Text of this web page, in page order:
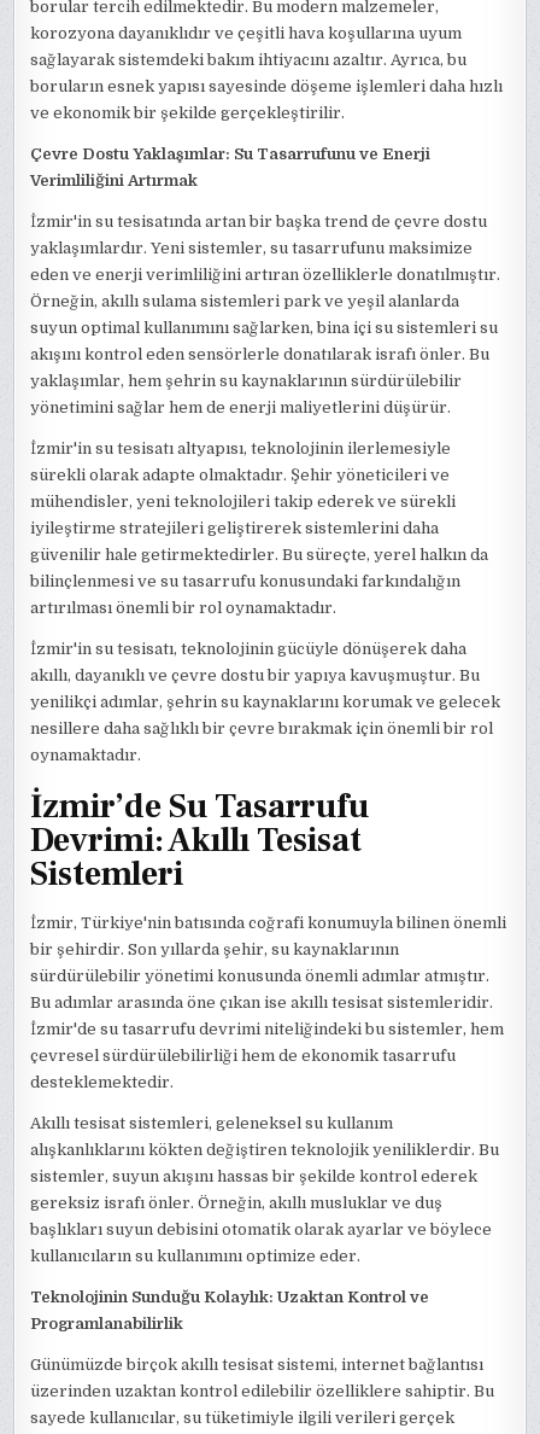
borular tercih edilmektedir. Bu modern malzemeler,
korozyona dayanıklıdır ve çeşitli hava koşullarına uyum
sağlayarak sistemdeki bakım ihtiyacını azaltır. Ayrıca, bu
boruların esnek yapısı sayesinde döşeme işlemleri daha hızlı
ve ekonomik bir şekilde gerçekleştirilir.
Çevre Dostu Yaklaşımlar: Su Tasarrufunu ve Enerji
Verimliliğini Artırmak
İzmir'in su tesisatında artan bir başka trend de çevre dostu
yaklaşımlardır. Yeni sistemler, su tasarrufunu maksimize
eden ve enerji verimliliğini artıran özelliklerle donatılmıştır.
Örneğin, akıllı sulama sistemleri park ve yeşil alanlarda
suyun optimal kullanımını sağlarken, bina içi su sistemleri su
akışını kontrol eden sensörlerle donatılarak israfı önler. Bu
yaklaşımlar, hem şehrin su kaynaklarının sürdürülebilir
yönetimini sağlar hem de enerji maliyetlerini düşürür.
İzmir'in su tesisatı altyapısı, teknolojinin ilerlemesiyle
sürekli olarak adapte olmaktadır. Şehir yöneticileri ve
mühendisler, yeni teknolojileri takip ederek ve sürekli
iyileştirme stratejileri geliştirerek sistemlerini daha
güvenilir hale getirmektedirler. Bu süreçte, yerel halkın da
bilinçlenmesi ve su tasarrufu konusundaki farkındalığın
artırılması önemli bir rol oynamaktadır.
İzmir'in su tesisatı, teknolojinin gücüyle dönüşerek daha
akıllı, dayanıklı ve çevre dostu bir yapıya kavuşmuştur. Bu
yenilikçi adımlar, şehrin su kaynaklarını korumak ve gelecek
nesillere daha sağlıklı bir çevre bırakmak için önemli bir rol
oynamaktadır.
İzmir’de Su Tasarrufu
Devrimi: Akıllı Tesisat
Sistemleri
İzmir, Türkiye'nin batısında coğrafi konumuyla bilinen önemli
bir şehirdir. Son yıllarda şehir, su kaynaklarının
sürdürülebilir yönetimi konusunda önemli adımlar atmıştır.
Bu adımlar arasında öne çıkan ise akıllı tesisat sistemleridir.
İzmir'de su tasarrufu devrimi niteliğindeki bu sistemler, hem
çevresel sürdürülebilirliği hem de ekonomik tasarrufu
desteklemektedir.
Akıllı tesisat sistemleri, geleneksel su kullanım
alışkanlıklarını kökten değiştiren teknolojik yeniliklerdir. Bu
sistemler, suyun akışını hassas bir şekilde kontrol ederek
gereksiz israfı önler. Örneğin, akıllı musluklar ve duş
başlıkları suyun debisini otomatik olarak ayarlar ve böylece
kullanıcıların su kullanımını optimize eder.
Teknolojinin Sunduğu Kolaylık: Uzaktan Kontrol ve
Programlanabilirlik
Günümüzde birçok akıllı tesisat sistemi, internet bağlantısı
üzerinden uzaktan kontrol edilebilir özelliklere sahiptir. Bu
sayede kullanıcılar, su tüketimiyle ilgili verileri gerçek